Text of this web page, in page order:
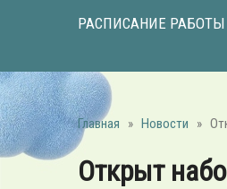
РАСПИСАНИЕ
Главная » Новости »
Открыт